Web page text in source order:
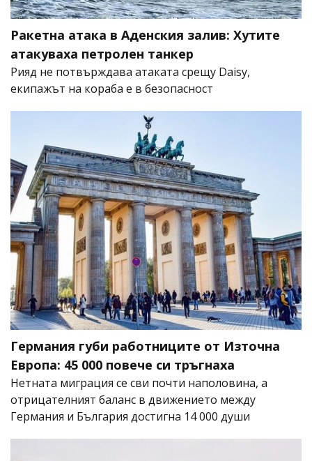
Ракетна атака в Аденския залив: Хутите
атакуваха петролен танкер
Рияд не потвърждава атаката срещу Daisy,
екипажът на кораба е в безопасност
Германия губи работниците от Източна
Европа: 45 000 повече си тръгнаха
Нетната миграция се сви почти наполовина, а
отрицателният баланс в движението между
Германия и България достигна 14 000 души